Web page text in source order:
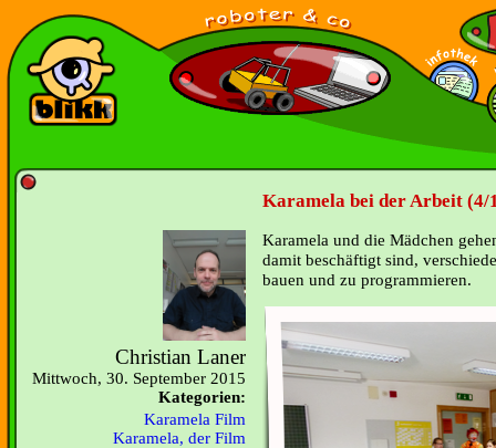
Karamela bei der Arbeit (4/
Christian Laner
Mittwoch, 30. September 2015
Kategorien:
Karamela Film
Karamela, der Film
Karamela und die Mädchen
damit beschäftigt sind,
bauen und zu programmieren.